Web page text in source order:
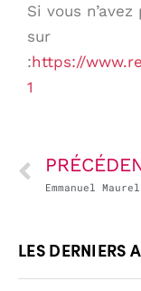
Si vous
sur
:https://
1
LES DERNIERS